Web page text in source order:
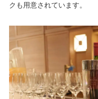
クも用意されています。